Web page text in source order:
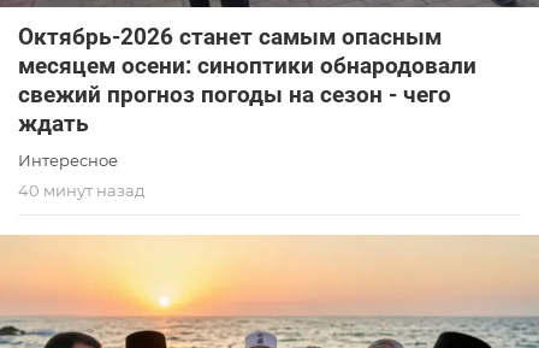
Октябрь-2026 станет самым опасным
месяцем осени: синоптики обнародовали
свежий прогноз погоды на сезон - чего
ждать
Интересное
40 минут назад